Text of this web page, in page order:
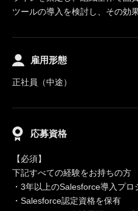
ツールの導入を検討し、その効
雇用形態
正社員（中途）
応募資格
【必須】
下記すべての経験をお持ちの方
・3年以上のSalesforce導入プロ
・Salesforce認定資格を保有